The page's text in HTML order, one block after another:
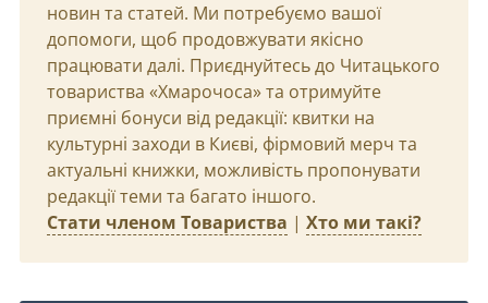
новин та статей. Ми потребуємо вашої
допомоги, щоб продовжувати якісно
працювати далі. Приєднуйтесь до Читацького
товариства «Хмарочоса» та отримуйте
приємні бонуси від редакції: квитки на
культурні заходи в Києві, фірмовий мерч та
актуальні книжки, можливість пропонувати
редакції теми та багато іншого.
Стати членом Товариства | Хто ми такі?